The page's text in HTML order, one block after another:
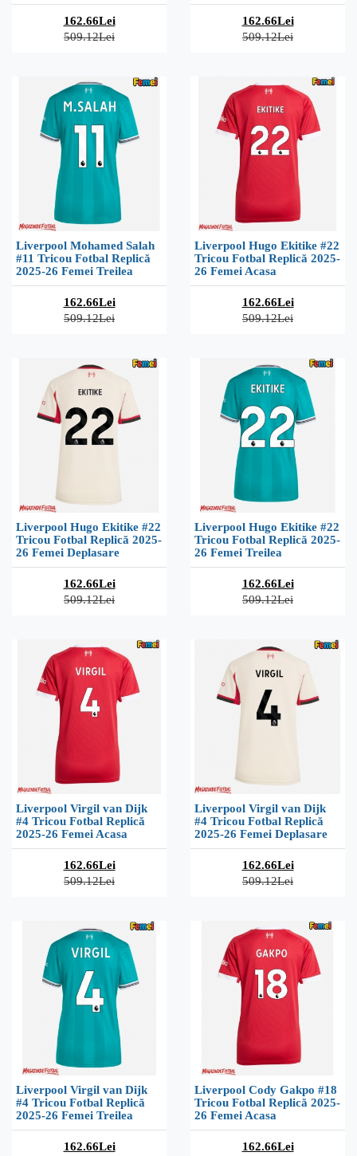
162.66Lei
509.12Lei
162.66Lei
509.12Lei
Liverpool Mohamed Salah
#11 Tricou Fotbal Replică
2025-26 Femei Treilea
162.66Lei
509.12Lei
Liverpool Hugo Ekitike #22
Tricou Fotbal Replică 2025-
26 Femei Acasa
162.66Lei
509.12Lei
Liverpool Hugo Ekitike #22
Tricou Fotbal Replică 2025-
26 Femei Deplasare
162.66Lei
509.12Lei
Liverpool Hugo Ekitike #22
Tricou Fotbal Replică 2025-
26 Femei Treilea
162.66Lei
509.12Lei
Liverpool Virgil van Dijk
#4 Tricou Fotbal Replică
2025-26 Femei Acasa
162.66Lei
509.12Lei
Liverpool Virgil van Dijk
#4 Tricou Fotbal Replică
2025-26 Femei Deplasare
162.66Lei
509.12Lei
Liverpool Virgil van Dijk
#4 Tricou Fotbal Replică
2025-26 Femei Treilea
162.66Lei
Liverpool Cody Gakpo #18
Tricou Fotbal Replică 2025-
26 Femei Acasa
162.66Lei